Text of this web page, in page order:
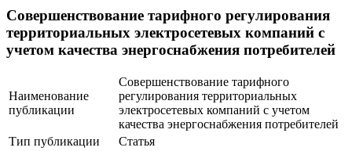
Совершенствование тарифного регулирования
территориальных электросетевых компаний с
учетом качества энергоснабжения потребителей
Наименование
публикации
Совершенствование тарифного
регулирования территориальных
электросетевых компаний с учетом
качества энергоснабжения потребителей
Тип публикации
Статья